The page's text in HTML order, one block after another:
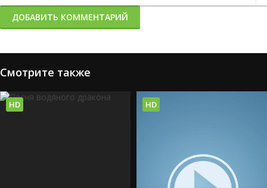
ДОБАВИТЬ КОММЕНТАРИЙ
Смотрите также
HD HD